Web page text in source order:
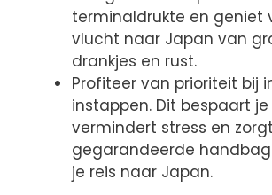
terminaldrukte en geniet
vlucht naar Japan van
drankjes en rust.
Profiteer van prioriteit bij
instappen. Dit bespaart
vermindert stress en
gegarandeerde
je reis naar Japan.